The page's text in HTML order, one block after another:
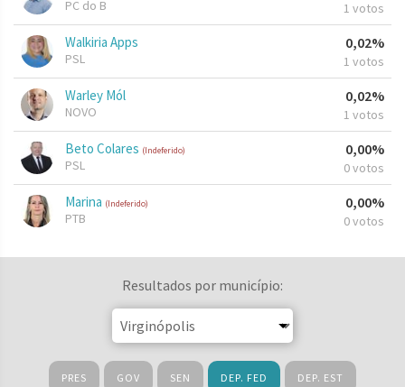
PC do B 1 votos
Walkiria Apps
PSL
0,02%
1 votos
Warley Mól
NOVO
0,02%
1 votos
Beto Colares (Indeferido)
PSL
0,00%
0 votos
Marina (Indeferido)
PTB
0,00%
0 votos
Resultados por município:
PRES GOV SEN DEP. FED DEP. EST